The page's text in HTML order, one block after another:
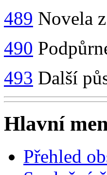
489 Novela
490
493 Další
Hlavní
Přehled